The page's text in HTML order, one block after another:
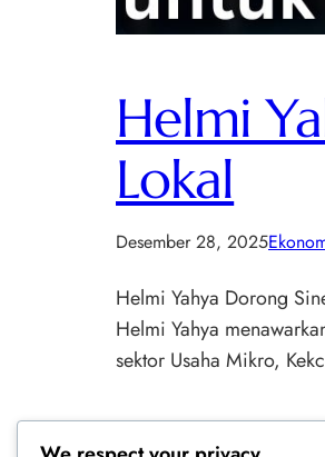
Helmi
Lokal
Desember 28, 2025
Helmi Yahya Dorong
Helmi Yahya
sektor Usaha Mikro,